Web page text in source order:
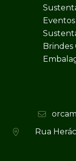
Brindes
Rua